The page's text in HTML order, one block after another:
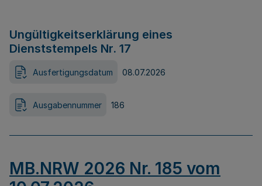
Ungültigkeitserklärung eines
Dienststempels Nr. 17
Ausfertigungsdatum 08.07.2026
Ausgabennummer 186
MB.NRW 2026 Nr. 185 vom